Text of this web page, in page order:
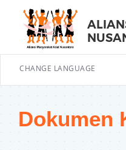
CHANGE LANGUAGE
Dokumen